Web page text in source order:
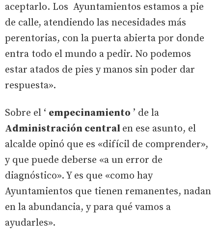
aceptarlo. Los Ayuntamientos estamos a pie
de calle, atendiendo las necesidades más
perentorias, con la puerta abierta por donde
entra todo el mundo a pedir. No podemos
estar atados de pies y manos sin poder dar
respuesta».
Sobre el ‘ empecinamiento ’ de la
Administración central en ese asunto, el
alcalde opinó que es «difícil de comprender»,
y que puede deberse «a un error de
diagnóstico». Y es que «como hay
Ayuntamientos que tienen remanentes, nadan
en la abundancia, y para qué vamos a
ayudarles».